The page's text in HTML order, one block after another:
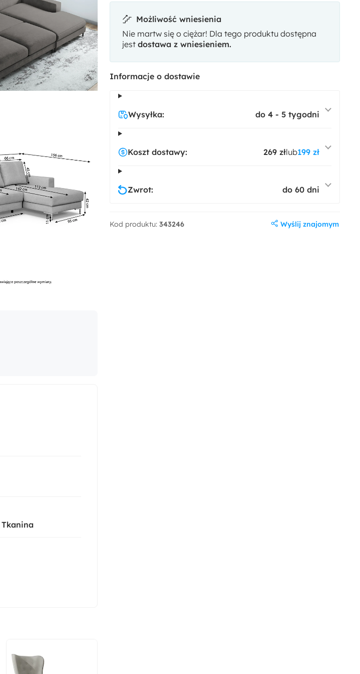
Tkanina
Możliwość wniesienia
Nie martw się o ciężar! Dla tego produktu dostępna
jest dostawa z wniesieniem.
Informacje o dostawie
Wysyłka: do 4 - 5 tygodni
Koszt dostawy: 269 złlub199 zł
Zwrot: do 60 dni
Kod produktu: 343246 Wyślij znajomym